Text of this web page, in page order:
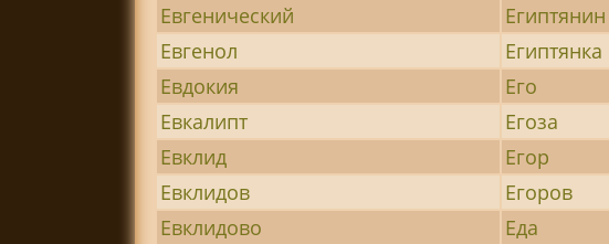
Евгенический
Египтянин
Евгенол
Египтянка
Евдокия
Его
Евкалипт
Егоза
Евклид
Егор
Евклидов
Егоров
Евклидово
Еда